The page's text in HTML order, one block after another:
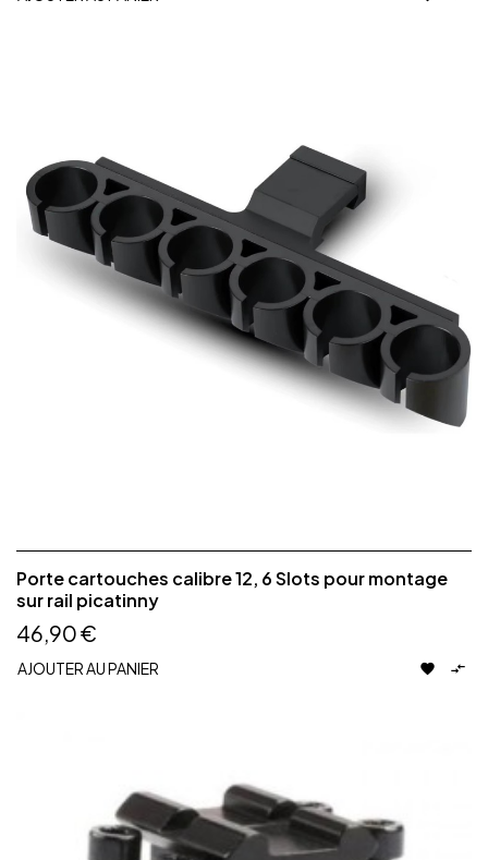
Porte cartouches calibre 12, 6 Slots pour montage
sur rail picatinny
46,90 €
AJOUTER AU PANIER  